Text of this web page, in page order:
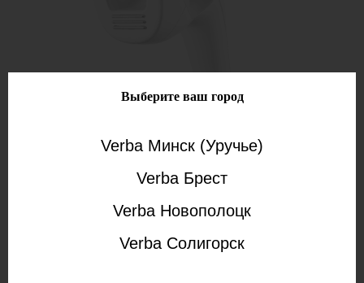
Выберите ваш город
Verba Минск (Уручье)
Verba Брест
Verba Новополоцк
Verba Солигорск